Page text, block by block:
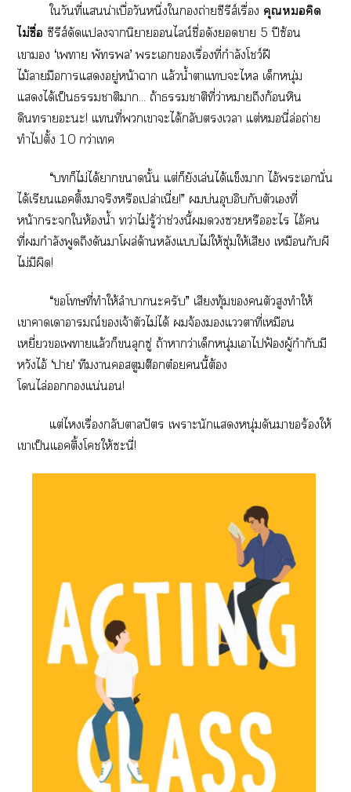
ใวันที่แน่าเบื่อวันหนึ่งใถ่ายซีรีส์เรื่อง คุณคิด
ไม่ซื่อ ซีรีส์ดัดแานิยายนไลน์ชื่อดังา 5 ปีซ้อน
เาง ‘เา พัทร’ ะเเรื่องที่กำลังโชว์ฝี
ไม้ามือาแอยู่หน้าา แล้วน้ำาแะไ เด็กหนุ่ม
แได้เป็นาติา... ถ้าาติที่ว่าาถึงก้อนหิน
ดินาะะ! แที่เาะได้กลับเา แต่หมอนี่ล่อถ่าย
ทำไตั้ง 10 กว่าเค
“ก็ไม่ได้าานั้น แต่ก็ยังเล่นได้แข็งา ไอ้ะเนั่น
ได้เรียนแคติ้าจริงหรือเปล่าเนี่ย!” บ่นอุบอิบกับตัวเที่
หน้าะให้องน้ำ ทว่าไม่รู้ว่าช่วงนี้หรือะไ ไอ้คน
ที่กำลังพูดถึงดันาโผล่ด้านหลังแไม่ให้ซุ่มให้เสียง เหมือนกับผี
ไม่มีผิด!
“โทษที่ทำให้ลำบากะครับ” เสียงทุ้มตัวสูงทำให้
เาาเาอารมณ์เจ้าตัวไม่ได้ จ้องแาที่เหมือน
เหยี่ยวเาแล้วก็ขนลุกซู่ ถ้าาว่าเด็กหนุ่มเาไฟ้องผู้กำกับมี
หวังไอ้ ‘า’ ทีมาสตูมต๊อกต๋อยนี้ต้อง
โไล่แน่นอน!
แต่ไเรื่องกลับตาลปัตร เาะนักแหนุ่มดันาร้องให้
เาเป็นแคติ้งโชให้ะนี่!